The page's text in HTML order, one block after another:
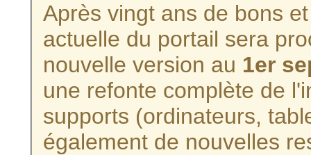
Après vingt ans de bons
actuelle du portail sera
nouvelle version au 1er
une refonte complète de
supports (ordinateurs,
également de nouvelles